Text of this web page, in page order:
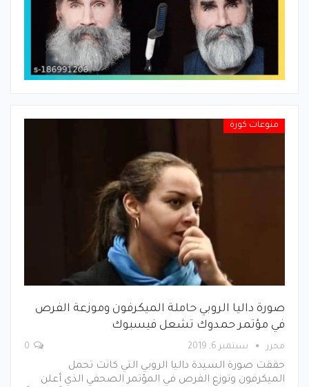
منوعات كورة
صورة داليا الروبي حاملة الميكرفون وموزعة الفرص
في مؤتمر حمدوك تشعل فيسبوك
محرر سبتمبر 6, 2019
حققت صورة السيدة داليا الروبي التي كانت تحمل
الميكرفون وتوزع الفرص في المؤتمر الصحفي الذي أعلن